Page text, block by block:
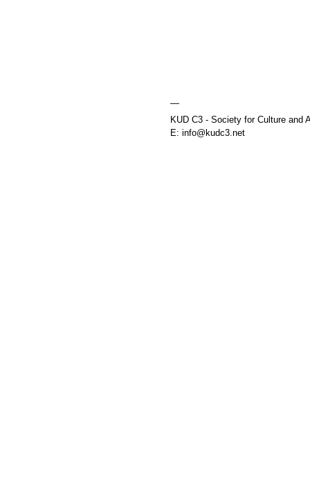
—
KUD C3 - Society for Culture and
E: info@kudc3.net